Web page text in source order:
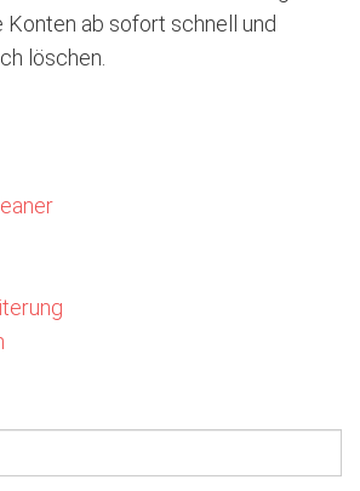
Konten ab sofort schnell und
löschen.